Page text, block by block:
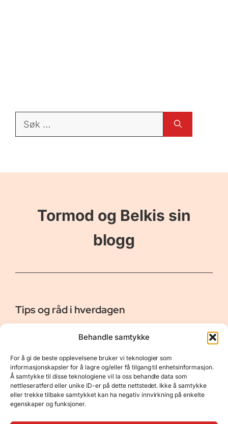
Behandle samtykke
For å gi de beste opplevelsene bruker vi teknologier som
informasjonskapsler for å lagre og/eller få tilgang til enhetsinformasjon.
Å samtykke til disse teknologiene vil la oss behandle data som
nettleseratferd eller unike ID-er på dette nettstedet. Ikke å samtykke
eller trekke tilbake samtykket kan ha negativ innvirkning på enkelte
egenskaper og funksjoner.
Søk
Tormod og Belkis sin
blogg
Tips og råd i hverdagen
Er vår bloggside hvor vi ønsker å dele våre opplevelser og
gi deg råd og tips innen reiser, hotell - og restauranter,
naturopplevelser, personlig pleie, data, film og bøker m.m.
Nyttige Linker
Om oss
Kontakt
Resurser
Personvernerklæring
Opphavsrett